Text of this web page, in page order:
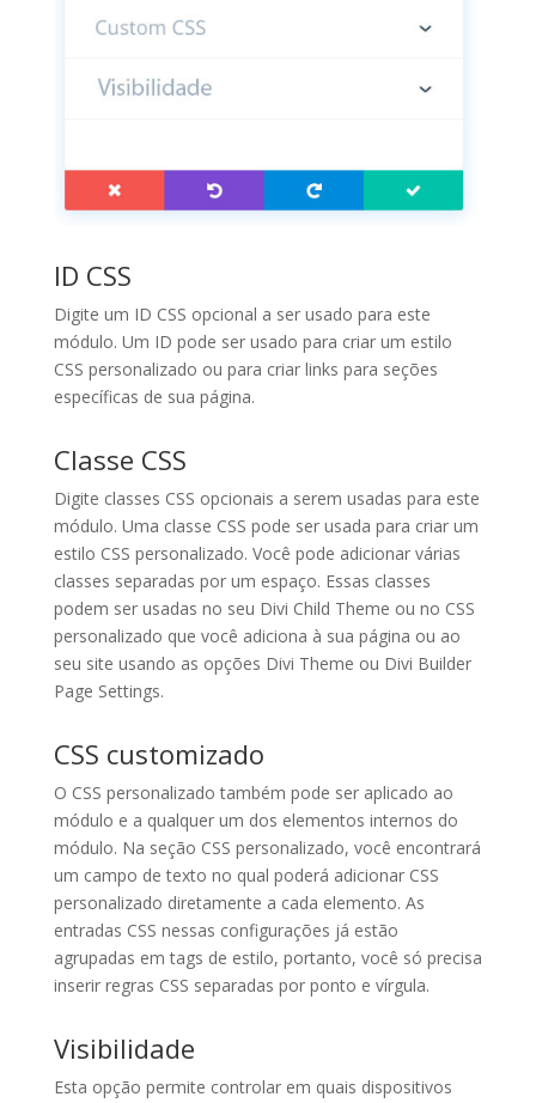
ID CSS
Digite um ID CSS opcional a ser usado para este
módulo. Um ID pode ser usado para criar um estilo
CSS personalizado ou para criar links para seções
específicas de sua página.
Classe CSS
Digite classes CSS opcionais a serem usadas para este
módulo. Uma classe CSS pode ser usada para criar um
estilo CSS personalizado. Você pode adicionar várias
classes separadas por um espaço. Essas classes
podem ser usadas no seu Divi Child Theme ou no CSS
personalizado que você adiciona à sua página ou ao
seu site usando as opções Divi Theme ou Divi Builder
Page Settings.
CSS customizado
O CSS personalizado também pode ser aplicado ao
módulo e a qualquer um dos elementos internos do
módulo. Na seção CSS personalizado, você encontrará
um campo de texto no qual poderá adicionar CSS
personalizado diretamente a cada elemento. As
entradas CSS nessas configurações já estão
agrupadas em tags de estilo, portanto, você só precisa
inserir regras CSS separadas por ponto e vírgula.
Visibilidade
Esta opção permite controlar em quais dispositivos